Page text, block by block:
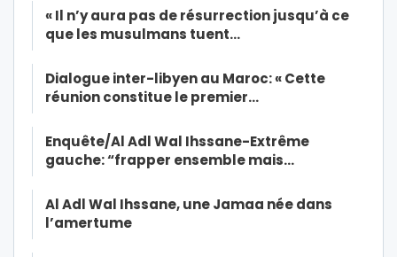
« Il n’y aura pas de résurrection jusqu’à ce
que les musulmans tuent…
Dialogue inter-libyen au Maroc: « Cette
réunion constitue le premier…
Enquête/Al Adl Wal Ihssane-Extrême
gauche: “frapper ensemble mais…
Al Adl Wal Ihssane, une Jamaa née dans
l’amertume